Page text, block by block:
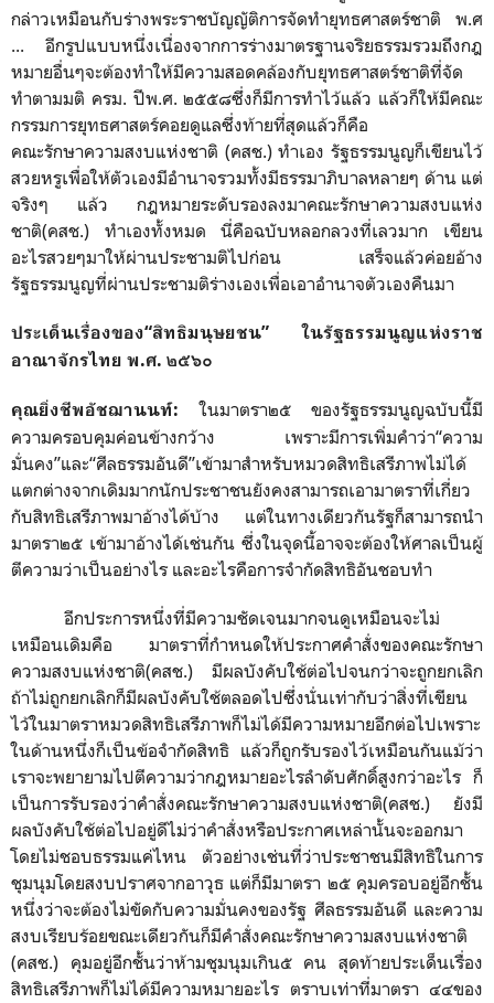
กล่าวเหมือนกับร่างพระราชบัญญัติการจัดทำยุทธศาสตร์ชาติ พ.ศ
... อีกรูปแบบหนึ่งเนื่องจากการร่างมาตรฐานจริยธรรมรวมถึงกฎ
หมายอื่นๆจะต้องทำให้มีความสอดคล้องกับยุทธศาสตร์ชาติที่จัด
ทำตามมติ ครม. ปีพ.ศ. ๒๕๕๘ซึ่งก็มีการทำไว้แล้ว แล้วก็ให้มีคณะ
กรรมการยุทธศาสตร์คอยดูแลซึ่งท้ายที่สุดแล้วก็คือ
คณะรักษาความสงบแห่งชาติ (คสช.) ทำเอง รัฐธรรมนูญก็เขียนไว้
สวยหรูเพื่อให้ตัวเองมีอำนาจรวมทั้งมีธรรมาภิบาลหลายๆ ด้าน แต่
จริงๆ แล้ว กฎหมายระดับรองลงมาคณะรักษาความสงบแห่ง
ชาติ(คสช.) ทำเองทั้งหมด นี่คือฉบับหลอกลวงที่เลวมาก เขียน
อะไรสวยๆมาให้ผ่านประชามติไปก่อน เสร็จแล้วค่อยอ้าง
รัฐธรรมนูญที่ผ่านประชามติร่างเองเพื่อเอาอำนาจตัวเองคืนมา
ประเด็นเรื่องของ“สิทธิมนุษยชน” ในรัฐธรรมนูญแห่งราช
อาณาจักรไทย พ.ศ. ๒๕๖๐
คุณยิ่งชีพอัชฌานนท์:ในมาตรา๒๕ ของรัฐธรรมนูญฉบับนี้มี
ความครอบคุมค่อนข้างกว้าง เพราะมีการเพิ่มคำว่า“ความ
มั่นคง”และ“ศีลธรรมอันดี”เข้ามาสำหรับหมวดสิทธิเสรีภาพไม่ได้
แตกต่างจากเดิมมากนักประชาชนยังคงสามารถเอามาตราที่เกี่ยว
กับสิทธิเสรีภาพมาอ้างได้บ้าง แต่ในทางเดียวกันรัฐก็สามารถนำ
มาตรา๒๕ เข้ามาอ้างได้เช่นกัน ซึ่งในจุดนี้อาจจะต้องให้ศาลเป็นผู้
ตีความว่าเป็นอย่างไร และอะไรคือการจำกัดสิทธิอันชอบทำ
อีกประการหนึ่งที่มีความชัดเจนมากจนดูเหมือนจะไม่
เหมือนเดิมคือ มาตราที่กำหนดให้ประกาศคำสั่งของคณะรักษา
ความสงบแห่งชาติ(คสช.) มีผลบังคับใช้ต่อไปจนกว่าจะถูกยกเลิก
ถ้าไม่ถูกยกเลิกก็มีผลบังคับใช้ตลอดไปซึ่งนั่นเท่ากับว่าสิ่งที่เขียน
ไว้ในมาตราหมวดสิทธิเสรีภาพก็ไม่ได้มีความหมายอีกต่อไปเพราะ
ในด้านหนึ่งก็เป็นข้อจำกัดสิทธิ แล้วก็ถูกรับรองไว้เหมือนกันแม้ว่า
เราจะพยายามไปตีความว่ากฎหมายอะไรลำดับศักดิ์สูงกว่าอะไร ก็
เป็นการรับรองว่าคำสั่งคณะรักษาความสงบแห่งชาติ(คสช.) ยังมี
ผลบังคับใช้ต่อไปอยู่ดีไม่ว่าคำสั่งหรือประกาศเหล่านั้นจะออกมา
โดยไม่ชอบธรรมแค่ไหน ตัวอย่างเช่นที่ว่าประชาชนมีสิทธิในการ
ชุมนุมโดยสงบปราศจากอาวุธ แต่ก็มีมาตรา ๒๕ คุมครอบอยู่อีกชั้น
หนึ่งว่าจะต้องไม่ขัดกับความมั่นคงของรัฐ ศีลธรรมอันดี และความ
สงบเรียบร้อยขณะเดียวกันก็มีคำสั่งคณะรักษาความสงบแห่งชาติ
(คสช.) คุมอยู่อีกชั้นว่าห้ามชุมนุมเกิน๕ คน สุดท้ายประเด็นเรื่อง
สิทธิเสรีภาพก็ไม่ได้มีความหมายอะไร ตราบเท่าที่มาตรา ๔๔ของ